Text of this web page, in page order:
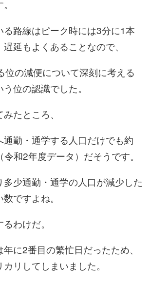
る路線はピーク時には3分に1本
延もよくあることなので、
位の減便について深刻に考える
位の認識でした。
たところ、
勤・通学する人口だけでも約
和2年度データ）だそうです。
多少通勤・通学の人口が減少した
ですよね。
わけだ。
に2番目の繁忙日だったため、
リしてしまいました。